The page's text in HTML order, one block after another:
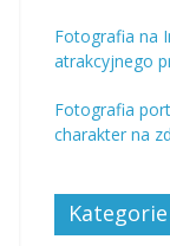
Fotografia na
atrakcyjnego
Fotografia
charakter na
Kategorie